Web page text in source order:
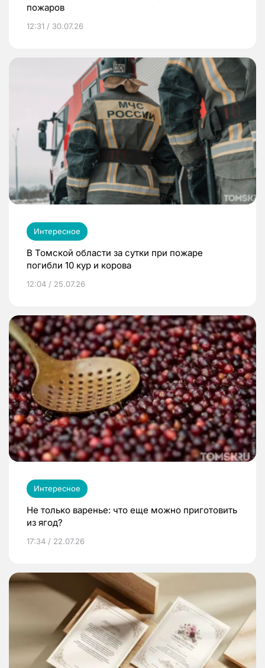
пожаров
12:31 / 30.07.26
Интересное
В Томской области за сутки при пожаре
погибли 10 кур и корова
12:04 / 25.07.26
Интересное
Не только варенье: что еще можно приготовить
из ягод?
17:34 / 22.07.26